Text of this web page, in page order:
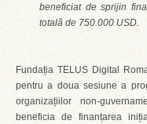
beneficiat de sprijin
totală de 750.000 USD.
Fundația TELUS Digital
pentru a doua sesiune a
organizațiilor non-
beneficia de finanțarea